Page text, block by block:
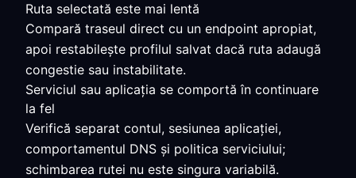
Ruta selectată este mai lentă
Compară traseul direct cu un endpoint apropiat,
apoi restabilește profilul salvat dacă ruta adaugă
congestie sau instabilitate.
Serviciul sau aplicația se comportă în continuare
la fel
Verifică separat contul, sesiunea aplicației,
comportamentul DNS și politica serviciului;
schimbarea rutei nu este singura variabilă.